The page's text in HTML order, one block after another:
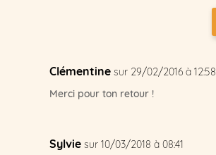
Clémentine sur 29/02/2016 à 12:58
Merci pour ton retour !
Sylvie sur 10/03/2018 à 08:41